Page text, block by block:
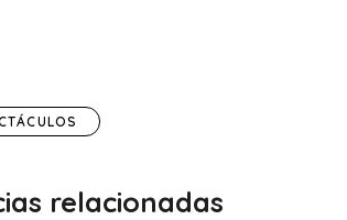
relacionadas